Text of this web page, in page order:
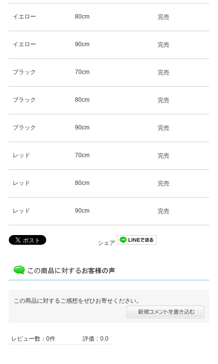
イエロー 80cm 完売
イエロー 90cm 完売
ブラック 70cm 完売
ブラック 80cm 完売
ブラック 90cm 完売
レッド 70cm 完売
レッド 80cm 完売
レッド 90cm 完売
シェア
この商品に対するご感想をぜひお寄せください。
レビュー数：0件 評価：0.0